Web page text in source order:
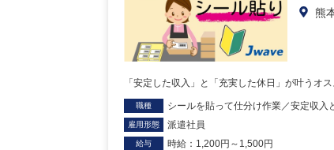
熊
「安定した収入」と「充実した休日」が叶うオ
職種 シールを貼って仕分け作業／安定収入
雇用形態 派遣社員
給与 時給：1,200円～1,500円